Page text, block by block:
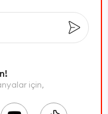
için,